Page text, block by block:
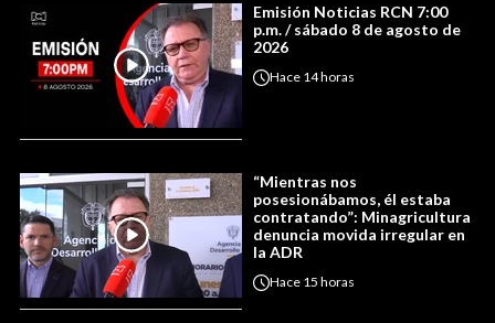
Emisión Noticias RCN 7:00
p.m. / sábado 8 de agosto de
2026
Hace 14 horas
“Mientras nos
posesionábamos, él estaba
contratando”: Minagricultura
denuncia movida irregular en
la ADR
Hace 15 horas